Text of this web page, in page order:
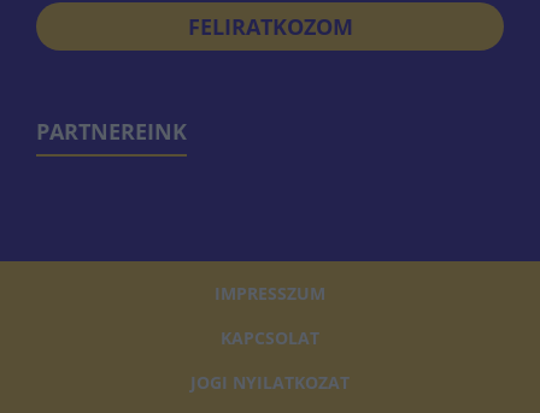
FELIRATKOZOM
PARTNEREINK
IMPRESSZUM
KAPCSOLAT
JOGI NYILATKOZAT